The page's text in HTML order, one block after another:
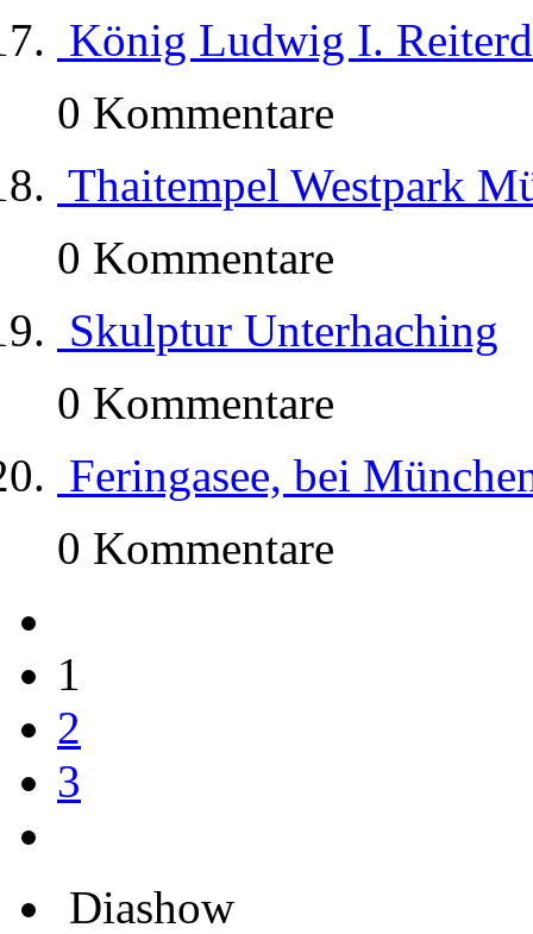
König Ludwig I.
0 Kommentare
Thaitempel Westpark
0 Kommentare
Skulptur Unterhaching
0 Kommentare
Feringasee, bei
0 Kommentare
1
2
3
Diashow